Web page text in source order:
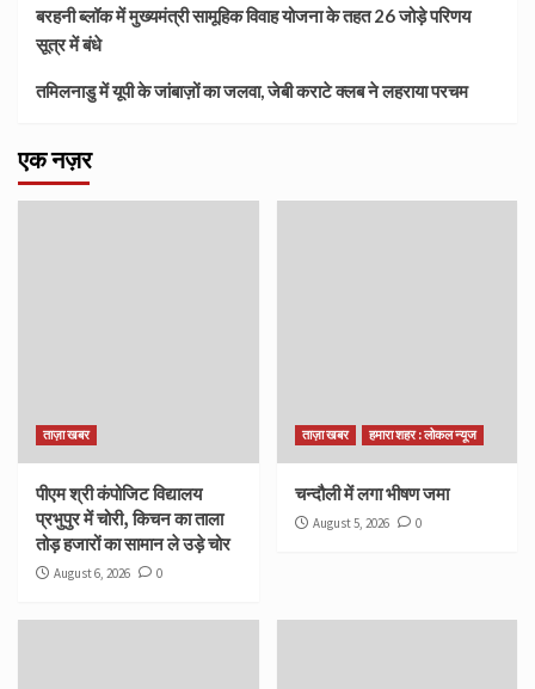
बरहनी ब्लॉक में मुख्यमंत्री सामूहिक विवाह योजना के तहत 26 जोड़े परिणय
सूत्र में बंधे
तमिलनाडु में यूपी के जांबाज़ों का जलवा, जेबी कराटे क्लब ने लहराया परचम
एक नज़र
ताज़ा खबर
पीएम श्री कंपोजिट विद्यालय
प्रभुपुर में चोरी, किचन का ताला
तोड़ हजारों का सामान ले उड़े चोर
August 6, 2026 0
ताज़ा खबर हमारा शहर : लोकल न्यूज
चन्दौली में लगा भीषण जमा
August 5, 2026 0